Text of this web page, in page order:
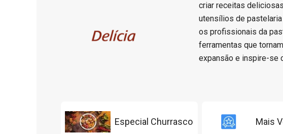
criar receitas
utensílios de
os profissionais da
ferramentas que
expansão e inspire-se
Especial Churrasco Mais